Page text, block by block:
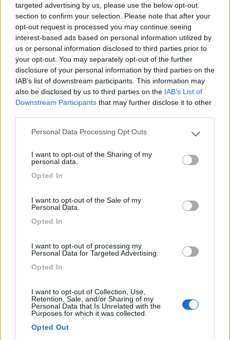
targeted advertising by us, please use the below opt-out
section to confirm your selection. Please note that after your
opt-out request is processed you may continue seeing
interest-based ads based on personal information utilized by
us or personal information disclosed to third parties prior to
your opt-out. You may separately opt-out of the further
disclosure of your personal information by third parties on the
IAB’s list of downstream participants. This information may
also be disclosed by us to third parties on the IAB’s List of
Downstream Participants that may further disclose it to other
Please note that this website/app uses one or more Google
not limited to your visit or usage behaviour. You may click to
grant or deny consent to Google and its third-party tags to
use your data for below specified purposes in below Google
Personal Data Processing Opt Outs
I want to opt-out of the Sharing of my
personal data.
Opted In
I want to opt-out of the Sale of my
Personal Data.
Opted In
I want to opt-out of processing my
Personal Data for Targeted Advertising.
Opted In
I want to opt-out of Collection, Use,
Retention, Sale, and/or Sharing of my
Personal Data that Is Unrelated with the
Purposes for which it was collected.
Opted Out
Camping Gasparina
8,2 8
Servizi / Posizione
Castenuovo del Garda (VR) - 21.4km
Campeggio
8,2 6
Servizi / Posizione
Lazise (VR) - 21.5km